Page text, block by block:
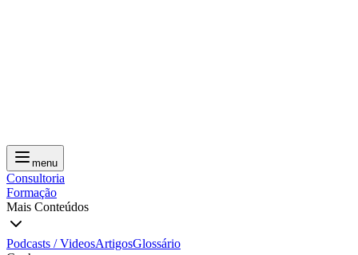
menu
Consultoria
Formação
Mais Conteúdos
Podcasts / VideosArtigosGlossário